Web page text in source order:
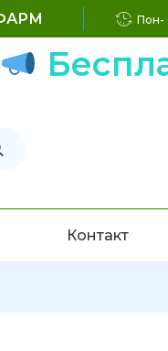
Пон-
Контакт